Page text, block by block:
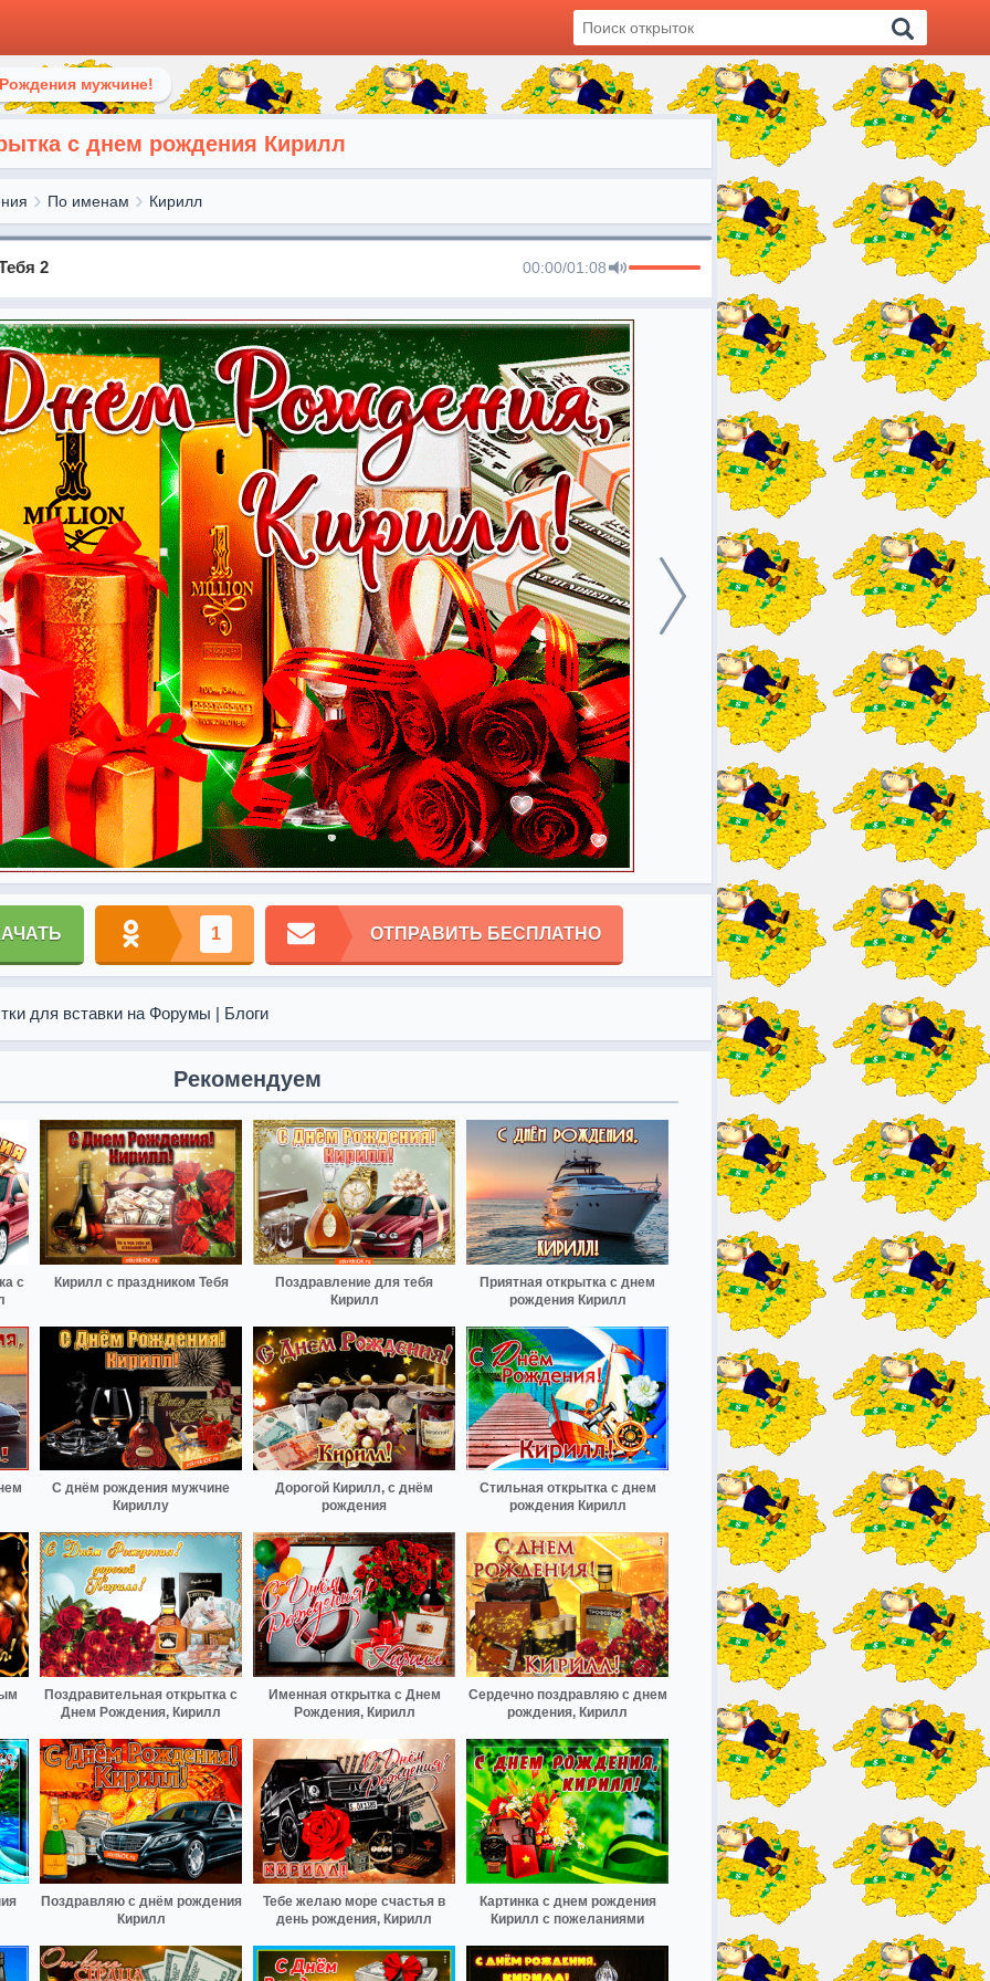
мужчине!
с днем рождения Кирилл
По именам Кирилл
2 00:00/01:08
1 ОТПРАВИТЬ БЕСПЛАТНО
для вставки на Форумы | Блоги
Рекомендуем
с
Кирилл с праздником Тебя
Поздравление для тебя
Кирилл
Приятная открытка с днем
рождения Кирилл
С днём рождения мужчине
Кириллу
Дорогой Кирилл, с днём
рождения
Стильная открытка с днем
рождения Кирилл
Поздравительная открытка с
Днем Рождения, Кирилл
Именная открытка с Днем
Рождения, Кирилл
Сердечно поздравляю с днем
рождения, Кирилл
Поздравляю с днём рождения
Кирилл
Тебе желаю море счастья в
день рождения, Кирилл
Картинка с днем рождения
Кирилл с пожеланиями